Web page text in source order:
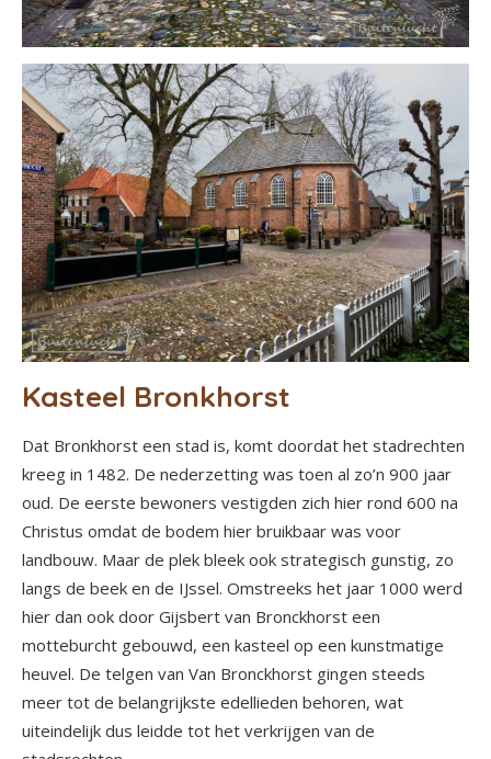
Kasteel Bronkhorst
Dat Bronkhorst een stad is, komt doordat het stadrechten
kreeg in 1482. De nederzetting was toen al zo’n 900 jaar
oud. De eerste bewoners vestigden zich hier rond 600 na
Christus omdat de bodem hier bruikbaar was voor
landbouw. Maar de plek bleek ook strategisch gunstig, zo
langs de beek en de IJssel. Omstreeks het jaar 1000 werd
hier dan ook door Gijsbert van Bronckhorst een
motteburcht gebouwd, een kasteel op een kunstmatige
heuvel. De telgen van Van Bronckhorst gingen steeds
meer tot de belangrijkste edellieden behoren, wat
uiteindelijk dus leidde tot het verkrijgen van de